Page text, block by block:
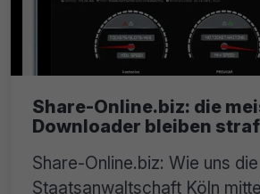
Share-Online.biz: die
Downloader bleiben
Share-Online.biz: Wie uns die
Staatsanwaltschaft Köln